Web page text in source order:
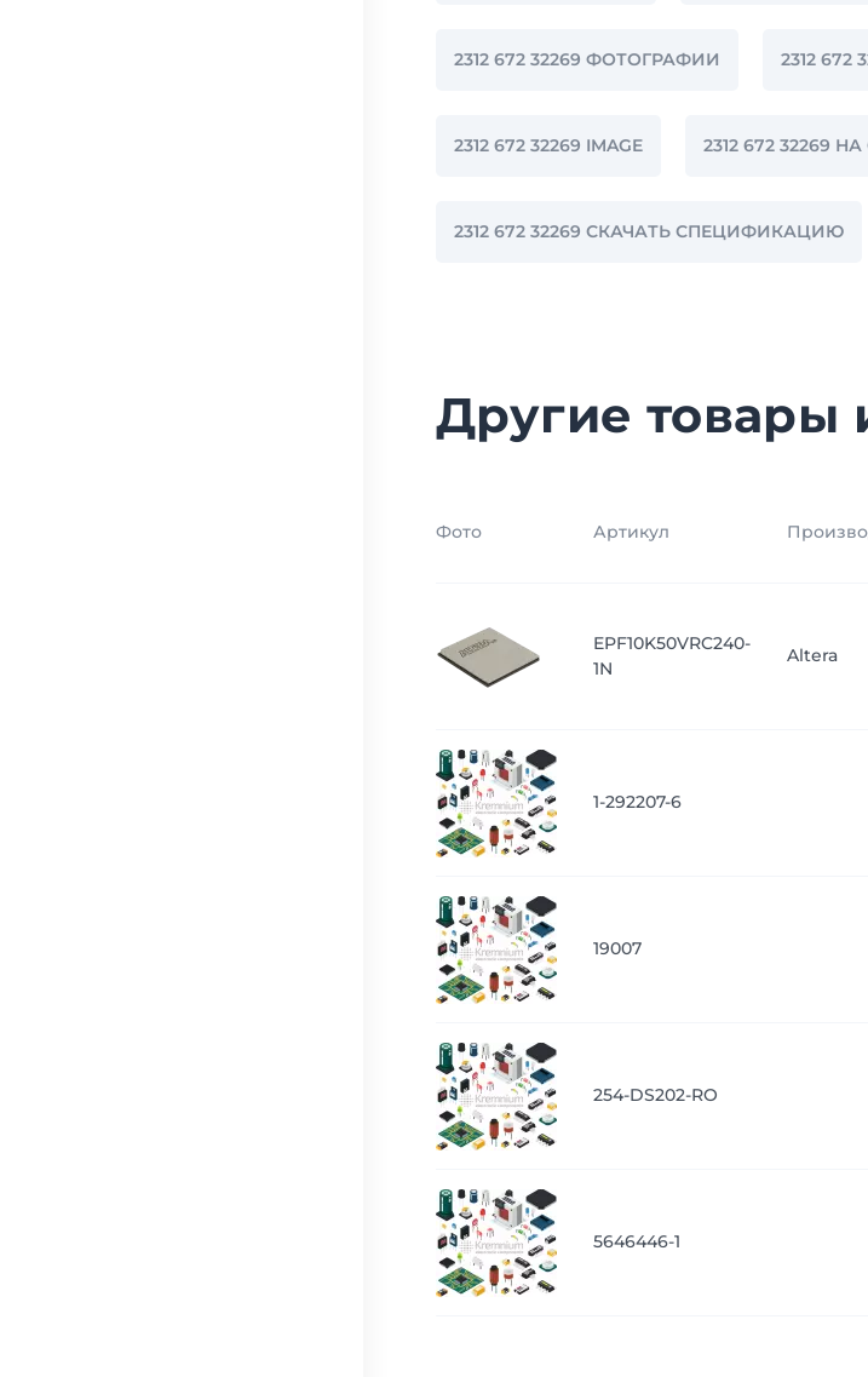
2312 672 32269 ФОТОГРАФИИ 2312 672
2312 672 32269 IMAGE 2312 672 32269
2312 672 32269 СКАЧАТЬ СПЕЦИФИКАЦИЮ
Другие товары
Фото Артикул
EPF10K50VRC240-
1N
Altera
1-292207-6
19007
254-DS202-RO
5646446-1